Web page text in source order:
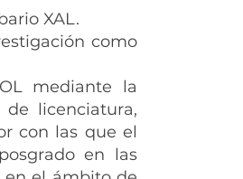
XAL.
como
mediante la
licenciatura,
con las que el
en las